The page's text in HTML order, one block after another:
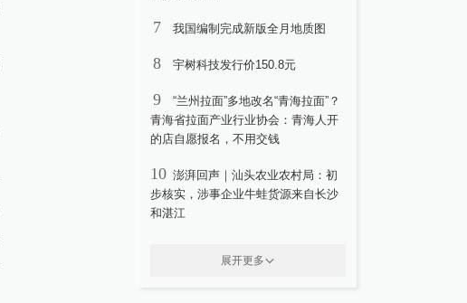
7 我国编制完成新版全月地质图
8 宇树科技发行价150.8元
9
“兰州拉面”多地改名“青海拉面”？
青海省拉面产业行业协会：青海人开
的店自愿报名，不用交钱
10 澎湃回声｜汕头农业农村局：初
步核实，涉事企业牛蛙货源来自长沙
和湛江
展开更多